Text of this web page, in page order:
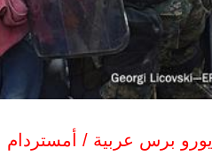
يورو برس عربية / أمستردام